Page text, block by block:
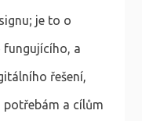
je to o
a
řešení,
potřebám a cílům